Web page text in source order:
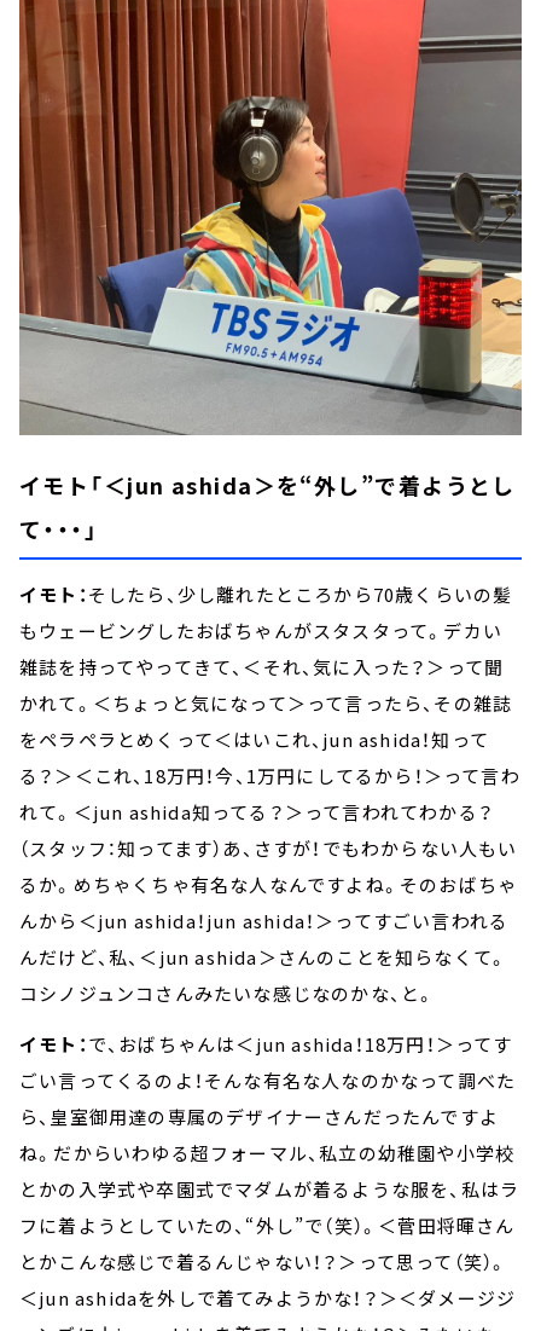
イモト「＜jun ashida＞を“外し”で着ようとし
て・・・」
イモト：そしたら、少し離れたところから70歳くらいの髪
もウェービングしたおばちゃんがスタスタって。デカい
雑誌を持ってやってきて、＜それ、気に入った？＞って聞
かれて。＜ちょっと気になって＞って言ったら、その雑誌
をペラペラとめくって＜はいこれ、jun ashida！知って
る？＞＜これ、18万円！今、1万円にしてるから！＞って言わ
れて。＜jun ashida知ってる？＞って言われてわかる？
（スタッフ：知ってます）あ、さすが！でもわからない人もい
るか。めちゃくちゃ有名な人なんですよね。そのおばちゃ
んから＜jun ashida！jun ashida！＞ってすごい言われる
んだけど、私、＜jun ashida＞さんのことを知らなくて。
コシノジュンコさんみたいな感じなのかな、と。
イモト：で、おばちゃんは＜jun ashida！18万円！＞ってす
ごい言ってくるのよ！そんな有名な人なのかなって調べた
ら、皇室御用達の専属のデザイナーさんだったんですよ
ね。だからいわゆる超フォーマル、私立の幼稚園や小学校
とかの入学式や卒園式でマダムが着るような服を、私はラ
フに着ようとしていたの、“外し”で（笑）。＜菅田将暉さん
とかこんな感じで着るんじゃない！？＞って思って（笑）。
＜jun ashidaを外しで着てみようかな！？＞＜ダメージジ